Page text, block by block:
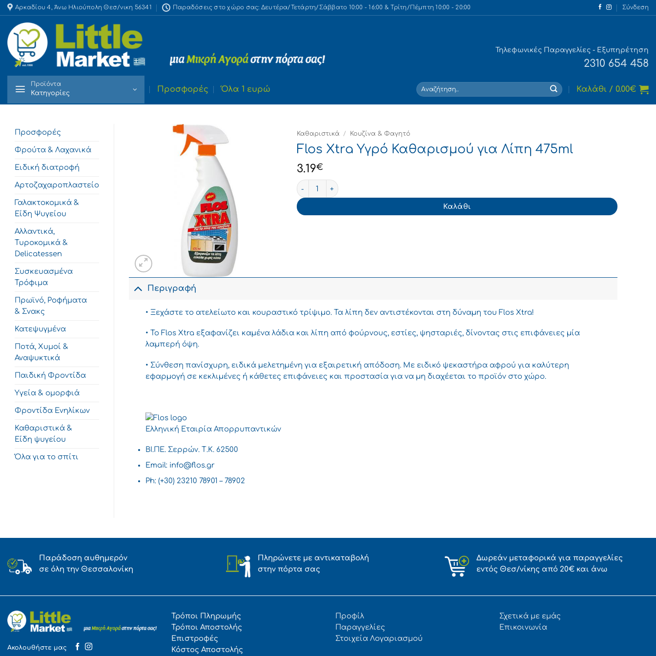
Skip
to
content
Αρκαδίου 4, Άνω Ηλιούπολη Θεσ/νικη 56341 Παραδόσεις στο χώρο σας: Δευτέρα/Τετάρτη/Σάββατο 10:00 - 16:00 & Τρίτη/Πέμπτη 10:00 - 20:00 Σύνδεση
Τηλεφωνικές Παραγγελίες - Εξυπηρέτηση
2310 654 458
Προϊόντα
Κατηγορίες Προσφορές Όλα 1 ευρώ
Αναζήτηση
για:
Καλάθι / 0.00€
Προσφορές
Φρούτα & Λαχανικά
Ειδική διατροφή
Αρτοζαχαροπλαστείο
Γαλακτοκομικά &
Είδη Ψυγείου
Αλλαντικά,
Τυροκομικά &
Delicatessen
Συσκευασμένα
Τρόφιμα
Πρωϊνό, Ροφήματα
& Σνακς
Κατεψυγμένα
Ποτά, Χυμοί &
Αναψυκτικά
Παιδική Φροντίδα
Υγεία & ομορφιά
Φροντίδα Ενηλίκων
Καθαριστικά &
Είδη ψυγείου
Όλα για το σπίτι
Καθαριστικά / Κουζίνα & Φαγητό
Flos Xtra Υγρό Καθαρισμού για Λίπη 475ml
3.19€
Flos Xtra Υγρό Καθαρισμού για Λίπη 475ml ποσότητα
Καλάθι
Περιγραφή
• Ξεχάστε το ατελείωτο και κουραστικό τρίψιµο. Τα λίπη δεν αντιστέκονται στη δύναµη του Flos Xtra!
• Το Flos Xtra εξαφανίζει καµένα λάδια και λίπη από φούρνους, εστίες, ψησταριές, δίνοντας στις επιφάνειες µία
λαµπερή όψη.
• Σύνθεση πανίσχυρη, ειδικά µελετηµένη για εξαιρετική απόδοση. Με ειδικό ψεκαστήρα αφρού για καλύτερη
εφαρµογή σε κεκλιµένες ή κάθετες επιφάνειες και προστασία για να µη διαχέεται το προϊόν στο χώρο.
Ελληνική Εταιρία Απορρυπαντικών
ΒΙ.ΠΕ. Σερρών. Τ.Κ. 62500
Email: info@flos.gr
Ph: (+30) 23210 78901 – 78902
Παράδοση αυθημερόν
σε όλη την Θεσσαλονίκη
Πληρώνετε με αντικαταβολή
στην πόρτα σας
Δωρεάν μεταφορικά για παραγγελίες
εντός Θεσ/νίκης από 20€ και άνω
Ακολουθήστε μας
Τρόποι Πληρωμής
Τρόποι Αποστολής
Επιστροφές
Κόστος Αποστολής
Προφίλ
Παραγγελίες
Στοιχεία Λογαριασμού
Σχετικά με εμάς
Επικοινωνία